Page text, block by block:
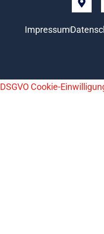
Impressum
DSGVO Cookie-